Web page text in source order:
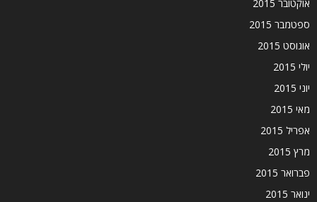
אוקטובר 2015
ספטמבר 2015
אוגוסט 2015
יולי 2015
יוני 2015
מאי 2015
אפריל 2015
מרץ 2015
פברואר 2015
ינואר 2015